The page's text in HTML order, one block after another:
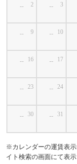
-- 2 -- 3
-- 9 -- 10
-- 16 -- 17
-- 23 -- 24
-- 30 -- 31
※カレンダーの運賃表
イト検索の画面にて表